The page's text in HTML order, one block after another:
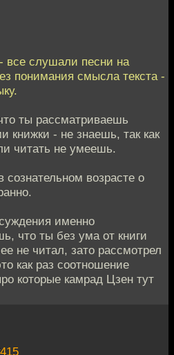
все слушали песни на
понимания смысла текста -
ты рассматриваешь
книжки - не знаешь, так как
читать не умеешь.
возрасте о
именно
что ты без ума от книги
не читал, зато рассмотрел
как раз соотношение
которые камрад Цзен тут